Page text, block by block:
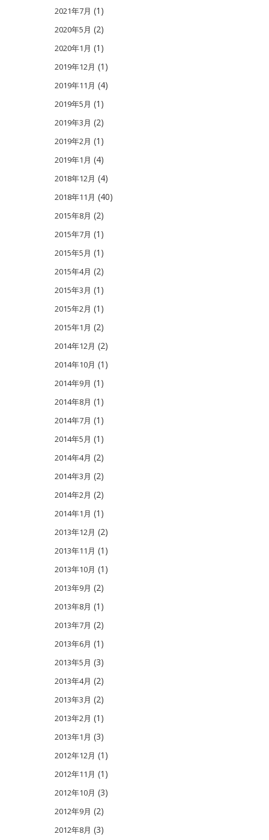
2021年7月 (1)
2020年5月 (2)
2020年1月 (1)
2019年12月 (1)
2019年11月 (4)
2019年5月 (1)
2019年3月 (2)
2019年2月 (1)
2019年1月 (4)
2018年12月 (4)
2018年11月 (40)
2015年8月 (2)
2015年7月 (1)
2015年5月 (1)
2015年4月 (2)
2015年3月 (1)
2015年2月 (1)
2015年1月 (2)
2014年12月 (2)
2014年10月 (1)
2014年9月 (1)
2014年8月 (1)
2014年7月 (1)
2014年5月 (1)
2014年4月 (2)
2014年3月 (2)
2014年2月 (2)
2014年1月 (1)
2013年12月 (2)
2013年11月 (1)
2013年10月 (1)
2013年9月 (2)
2013年8月 (1)
2013年7月 (2)
2013年6月 (1)
2013年5月 (3)
2013年4月 (2)
2013年3月 (2)
2013年2月 (1)
2013年1月 (3)
2012年12月 (1)
2012年11月 (1)
2012年10月 (3)
2012年9月 (2)
2012年8月 (3)